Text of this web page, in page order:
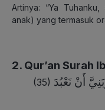
Artinya: “Ya
anak) yang termasuk
2. Qur’an Surah
(35)